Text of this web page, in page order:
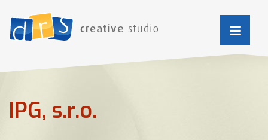
IPG, s.r.o.